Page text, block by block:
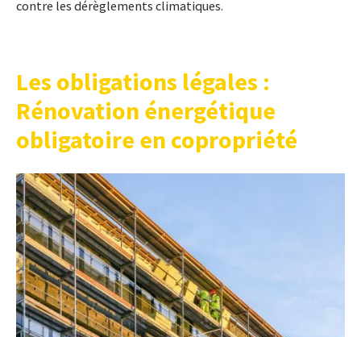
contre les dérèglements climatiques.
Les obligations légales :
Rénovation énergétique
obligatoire en copropriété